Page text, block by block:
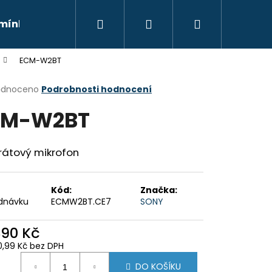
Moje objednávka Kontakty
Přihlášení
ECM-W2BT
Podrobnosti hodnocení
W2BT
mikrofon
Kód:
ECMW2BT.CE7
Značka:
SONY
Kč
Kč bez DPH
DO KOŠÍKU